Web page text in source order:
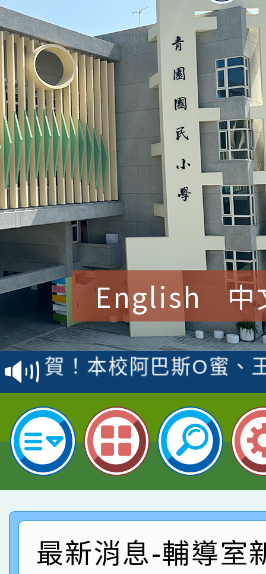
English 中
賀！本校參加桃園市中
賽 洪綺君教師榮獲社
名
賀！本校阿巴斯O蜜、
倩參加桃園市科展 國
名 指導老師王老師、
賀！本校四年二班張O
園市英語競賽國小朗讀
指導老師林老師
賀！本校參加桃園市中
賽 劉文瑛教師榮獲教
臺灣台語-第二名
賀！本校參與2026世
市賽榮獲科學小創客佳
創客第三名。
賀！本校參加桃園市中
賽 洪綺君教師榮獲社
名
賀！本校阿巴斯O蜜、
倩參加桃園市科展 國
賀！本校四年二班張O
最新消息-輔導室